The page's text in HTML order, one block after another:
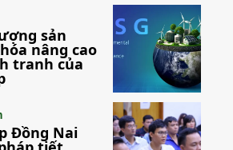
sản
nâng cao
tranh của
Đồng Nai